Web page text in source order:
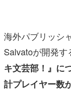
その他
電ファミニコゲー
運営：株式会社マ
海外パブリッシ
Salvatoが開発
キ文芸部！』に
計プレイヤー数